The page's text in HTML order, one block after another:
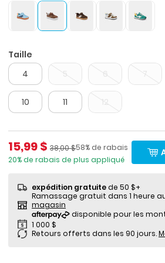
Taille
4
10 11
Prix de solde
15,99 $ Pourcentage de rabais
58% de rabais
Prix ​​de détail suggéré par le
38,00 $
20% de rabais de plus appliqué
expédition gratuitede 50 $+
Ramassage gratuit dans 1 heure
magasin
Retours offerts dans les 90 jours.